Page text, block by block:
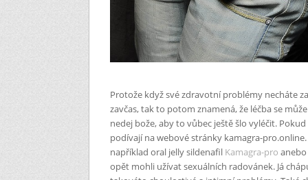
Protože když své zdravotní problémy necháte
zavčas, tak to potom znamená, že léčba se
nedej bože, aby to vůbec ještě šlo vyléčit.
podívají na webové stránky kamagra-
například oral jelly sildenafil Kamagra-pro
opět mohli užívat sexuálních radovánek. Já